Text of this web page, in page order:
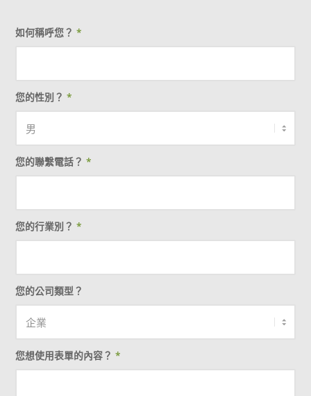
如何稱呼您？*
您的性別？*
您的聯繫電話？*
您的行業別？*
您的公司類型？
您想使用表單的內容？*